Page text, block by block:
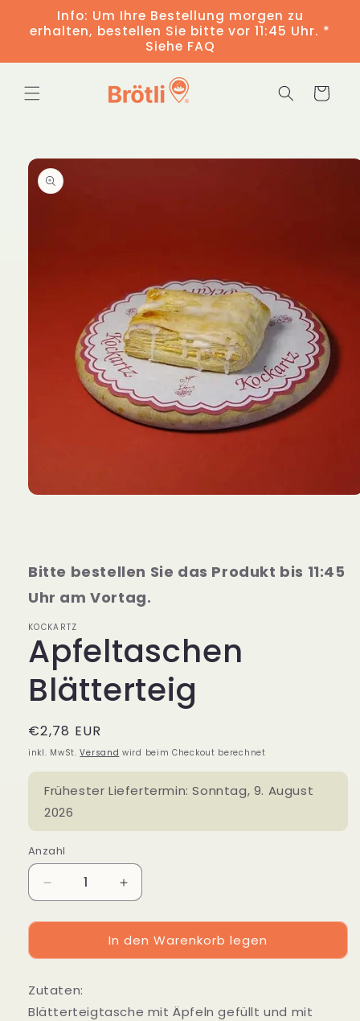
Inhalt
Info: Um Ihre Bestellung morgen zu
erhalten, bestellen Sie bitte vor 11:45 Uhr. *
Siehe FAQ
Warenkorb
Bitte bestellen Sie das Produkt bis 11:45
Uhr am Vortag.
KOCKARTZ
Apfeltaschen
Blätterteig
Normaler
Preis
€2,78 EUR
inkl. MwSt.Versand wird beim Checkout berechnet
Frühester Liefertermin:Sonntag, 9. August
2026
Anzahl
Verringere
die
Menge
Apfeltaschen
Erhöhe
die
Menge
für
Apfeltaschen
In den Warenkorb legen
Zutaten:
Blätterteigtasche mit Äpfeln gefüllt und mit